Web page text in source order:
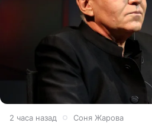
2 часа назад Соня Жарова